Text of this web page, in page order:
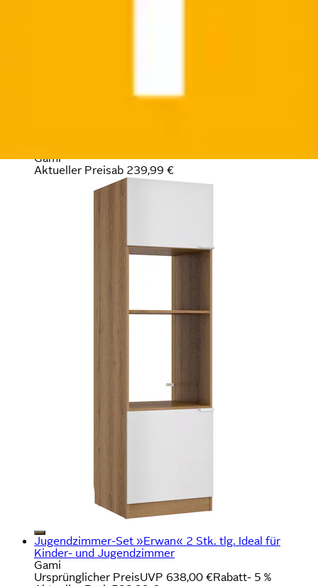
Gami
Aktueller Preisab 239,99 €
Jugendzimmer-Set »Erwan« 2 Stk. tlg. Ideal für
Kinder- und Jugendzimmer
Gami
Ursprünglicher PreisUVP 638,00 €Rabatt- 5 %